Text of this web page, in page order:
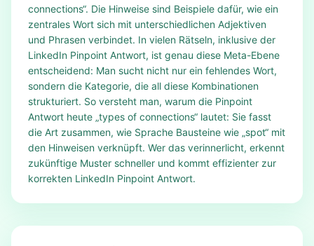
connections“. Die Hinweise sind Beispiele dafür, wie ein
zentrales Wort sich mit unterschiedlichen Adjektiven
und Phrasen verbindet. In vielen Rätseln, inklusive der
LinkedIn Pinpoint Antwort, ist genau diese Meta-Ebene
entscheidend: Man sucht nicht nur ein fehlendes Wort,
sondern die Kategorie, die all diese Kombinationen
strukturiert. So versteht man, warum die Pinpoint
Antwort heute „types of connections“ lautet: Sie fasst
die Art zusammen, wie Sprache Bausteine wie „spot“ mit
den Hinweisen verknüpft. Wer das verinnerlicht, erkennt
zukünftige Muster schneller und kommt effizienter zur
korrekten LinkedIn Pinpoint Antwort.